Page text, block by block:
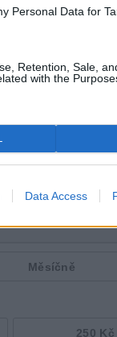
Personal Data for
Retention, Sale,
with the
Data Access
jednoho stroje
Další pozitiva
v elektronické